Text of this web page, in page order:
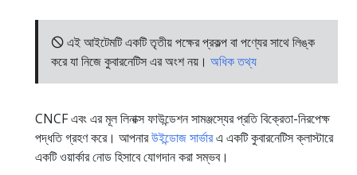
🛇 এই আইটেমটি একটি তৃতীয় পক্ষের প্রকল্প বা পণ্যের সাথে লিঙ্ক
করে যা নিজে কুবারনেটিস এর অংশ নয়। অধিক তথ্য
CNCF এবং এর মূল লিনাক্স ফাউন্ডেশন সামঞ্জস্যের প্রতি বিক্রেতা-নিরপেক্ষ
পদ্ধতি গ্রহণ করে। আপনারউইন্ডোজ সার্ভারএ একটি কুবারনেটিস ক্লাস্টারে
একটি ওয়ার্কার নোড হিসাবে যোগদান করা সম্ভব।